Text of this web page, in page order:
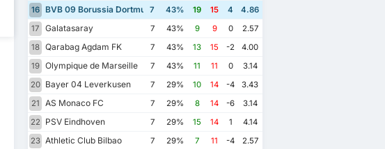
16 BVB 09 Borussia Dortmund
7 43% 19 15 4
4.86
17
Galatasaray 7 43% 9 9 0
2.57
18 Qarabag Agdam FK 7 43% 13 15 -2
4.00
19 Olympique de Marseille 7 43% 11 11 0
3.14
20 Bayer 04 Leverkusen 7 29% 10 14 -4
3.43
21
AS Monaco FC 7 29% 8 14 -6
3.14
22
PSV Eindhoven 7 29% 15 14 1
4.14
23 Athletic Club Bilbao 7 29% 7 11 -4
2.57